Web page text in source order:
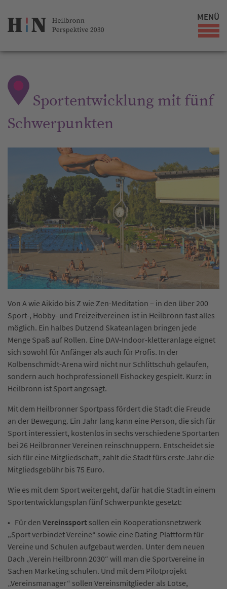
MENÜ
Sportentwicklung mit fünf
Schwerpunkten
Von A wie Aikido bis Z wie Zen-Meditation – in den über 200
Sport-, Hobby- und Freizeitvereinen ist in Heilbronn fast alles
möglich. Ein halbes Dutzend Skateanlagen bringen jede
Menge Spaß auf Rollen. Eine DAV-Indoor-kletteranlage eignet
sich sowohl für Anfänger als auch für Profis. In der
Kolbenschmidt-Arena wird nicht nur Schlittschuh gelaufen,
sondern auch hochprofessionell Eishockey gespielt. Kurz: in
Heilbronn ist Sport angesagt.
Mit dem Heilbronner Sportpass fördert die Stadt die Freude
an der Bewegung. Ein Jahr lang kann eine Person, die sich für
Sport interessiert, kostenlos in sechs verschiedene Sportarten
bei 26 Heilbronner Vereinen reinschnuppern. Entscheidet sie
sich für eine Mitgliedschaft, zahlt die Stadt fürs erste Jahr die
Mitgliedsgebühr bis 75 Euro.
Wie es mit dem Sport weitergeht, dafür hat die Stadt in einem
Sportentwicklungsplan fünf Schwerpunkte gesetzt:
• Für den Vereinssport sollen ein Kooperationsnetzwerk
„Sport verbindet Vereine“ sowie eine Dating-Plattform für
Vereine und Schulen aufgebaut werden. Unter dem neuen
Dach „Verein Heilbronn 2030“ will man die Sportvereine in
Sachen Marketing schulen. Und mit dem Pilotprojekt
„Vereinsmanager“ sollen Vereinsmitglieder als Lotse,